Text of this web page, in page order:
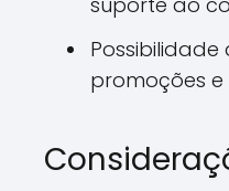
promoções e